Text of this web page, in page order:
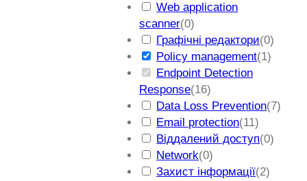
Web application
scanner(0)
Графічні редактори(0)
Policy management(1)
Endpoint Detection
Response(16)
Data Loss Prevention(7)
Email protection(11)
Віддалений доступ(0)
Network(0)
Захист інформації(2)